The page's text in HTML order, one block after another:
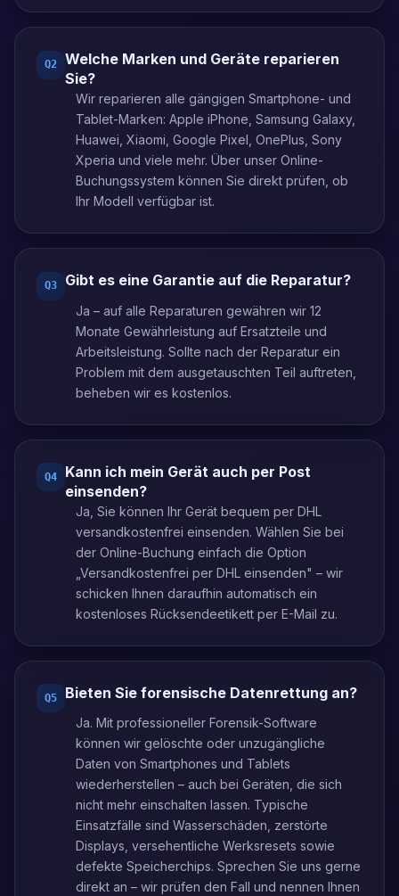
Q2
Welche Marken und Geräte reparieren
Sie?
Wir reparieren alle gängigen Smartphone- und
Tablet-Marken: Apple iPhone, Samsung Galaxy,
Huawei, Xiaomi, Google Pixel, OnePlus, Sony
Xperia und viele mehr. Über unser Online-
Buchungssystem können Sie direkt prüfen, ob
Ihr Modell verfügbar ist.
Q3 Gibt es eine Garantie auf die Reparatur?
Ja – auf alle Reparaturen gewähren wir 12
Monate Gewährleistung auf Ersatzteile und
Arbeitsleistung. Sollte nach der Reparatur ein
Problem mit dem ausgetauschten Teil auftreten,
beheben wir es kostenlos.
Q4
Kann ich mein Gerät auch per Post
einsenden?
Ja, Sie können Ihr Gerät bequem per DHL
versandkostenfrei einsenden. Wählen Sie bei
der Online-Buchung einfach die Option
„Versandkostenfrei per DHL einsenden" – wir
schicken Ihnen daraufhin automatisch ein
kostenloses Rücksendeetikett per E-Mail zu.
Q5 Bieten Sie forensische Datenrettung an?
Ja. Mit professioneller Forensik-Software
können wir gelöschte oder unzugängliche
Daten von Smartphones und Tablets
wiederherstellen – auch bei Geräten, die sich
nicht mehr einschalten lassen. Typische
Einsatzfälle sind Wasserschäden, zerstörte
Displays, versehentliche Werksresets sowie
defekte Speicherchips. Sprechen Sie uns gerne
direkt an – wir prüfen den Fall und nennen Ihnen